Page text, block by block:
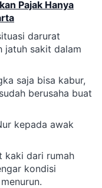
Pajak Hanya
darurat
jatuh sakit dalam
saja bisa kabur,
berusaha buat
kepada awak
kaki dari rumah
kondisi